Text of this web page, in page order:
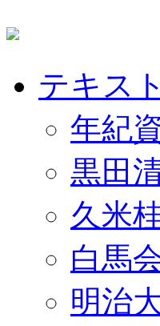
テキスト
年紀
黒田
久米
白馬
明治